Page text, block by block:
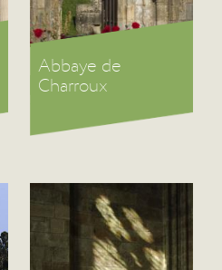
Abbaye de
Charroux